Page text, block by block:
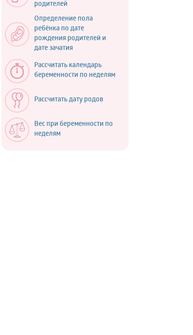
родителей
Определение пола
ребёнка по дате
рождения родителей и
дате зачатия
Рассчитать календарь
беременности по неделям
Рассчитать дату родов
Вес при беременности по
неделям